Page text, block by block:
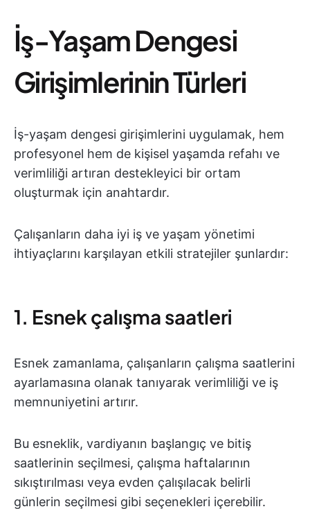
İş-Yaşam Dengesi
Girişimlerinin Türleri
İş-yaşam dengesi girişimlerini uygulamak, hem
profesyonel hem de kişisel yaşamda refahı ve
verimliliği artıran destekleyici bir ortam
oluşturmak için anahtardır.
Çalışanların daha iyi iş ve yaşam yönetimi
ihtiyaçlarını karşılayan etkili stratejiler şunlardır:
1. Esnek çalışma saatleri
Esnek zamanlama, çalışanların çalışma saatlerini
ayarlamasına olanak tanıyarak verimliliği ve iş
memnuniyetini artırır.
Bu esneklik, vardiyanın başlangıç ve bitiş
saatlerinin seçilmesi, çalışma haftalarının
sıkıştırılması veya evden çalışılacak belirli
günlerin seçilmesi gibi seçenekleri içerebilir.